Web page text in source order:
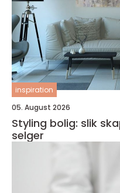
inspiration
05. August 2026
Styling bolig: slik
selger